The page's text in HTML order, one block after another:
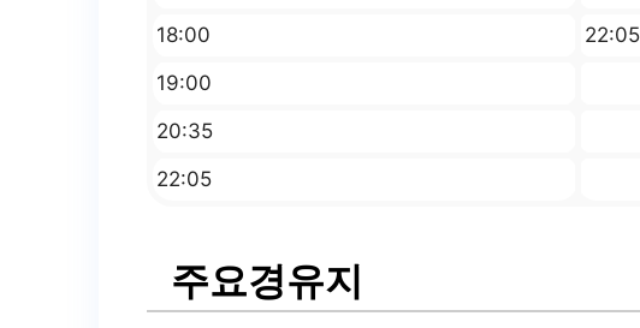
18:00
22:05
19:00
20:35
22:05
주요경유지